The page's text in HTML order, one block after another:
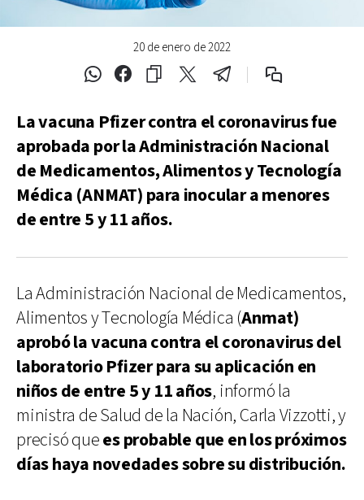
20 de enero de 2022
La vacuna Pfizer contra el coronavirus fue
aprobada por la Administración Nacional
de Medicamentos, Alimentos y Tecnología
Médica (ANMAT) para inocular a menores
de entre 5 y 11 años.
La Administración Nacional de Medicamentos,
Alimentos y Tecnología Médica (Anmat)
aprobó la vacuna contra el coronavirus del
laboratorio Pfizer para su aplicación en
niños de entre 5 y 11 años, informó la
ministra de Salud de la Nación, Carla Vizzotti, y
precisó quees probable que en los próximos
días haya novedades sobre su distribución.